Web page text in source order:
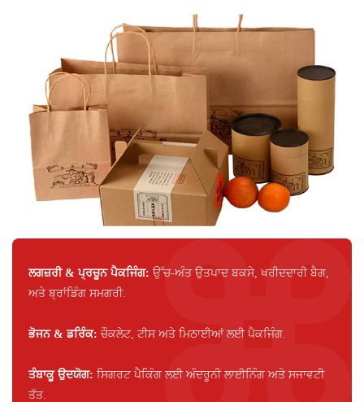
ਲਗਜ਼ਰੀ & ਪ੍ਰਚੂਨ ਪੈਕਜਿੰਗ: ਉੱਚ-ਅੰਤ ਉਤਪਾਦ ਬਕਸੇ, ਖਰੀਦਦਾਰੀ ਬੈਗ,
ਅਤੇ ਬ੍ਰਾਂਡਿੰਗ ਸਮਗਰੀ.
ਭੋਜਨ & ਡਰਿੰਕ: ਚੌਕਲੇਟ, ਟੀਸ ਅਤੇ ਮਿਠਾਈਆਂ ਲਈ ਪੈਕਜਿੰਗ.
ਤੰਬਾਕੂ ਉਦਯੋਗ: ਸਿਗਰਟ ਪੈਕਿੰਗ ਲਈ ਅੰਦਰੂਨੀ ਲਾਈਨਿੰਗ ਅਤੇ ਸਜਾਵਟੀ
ਤੱਤ.